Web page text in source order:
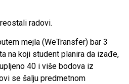
radovi.
mejla (WeTransfer) bar 3
na koji student planira da izađe,
40 i više bodova iz
se šalju predmetnom